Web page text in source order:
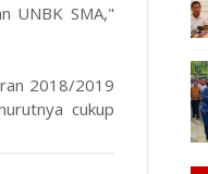
UNBK SMA,"
2018/2019
cukup